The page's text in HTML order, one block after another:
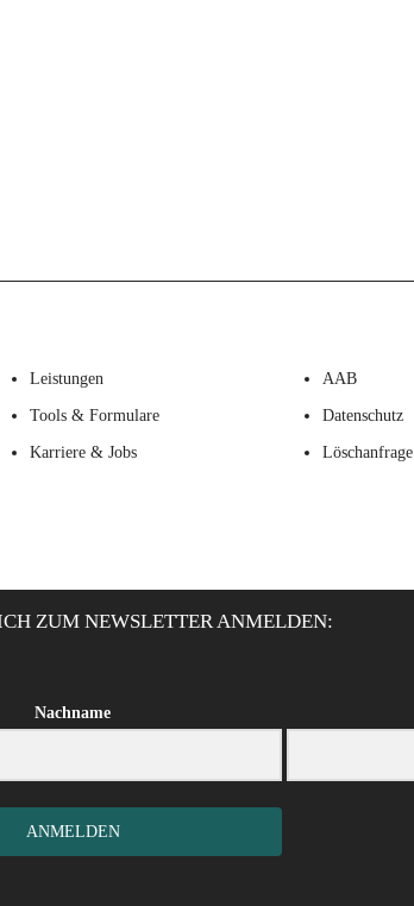
Leistungen
Tools & Formulare
Karriere & Jobs
AAB
Datenschutz
Löschanfrage
ZUM NEWSLETTER ANMELDEN:
Nachname
ANMELDEN